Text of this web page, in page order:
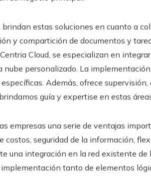
estas soluciones en cuanto a
y compartición de documentos y
Cloud, se especializan en
personalizado. La
Además, ofrece
guía y expertise en estas
empresas una serie de ventajas
costos, seguridad de la información,
una integración en la red existente
tanto de elementos